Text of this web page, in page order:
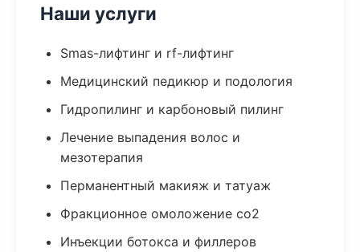
Наши услуги
Smas-лифтинг и rf-лифтинг
Медицинский педикюр и подология
Гидропилинг и карбоновый пилинг
Лечение выпадения волос и
мезотерапия
Перманентный макияж и татуаж
Фракционное омоложение co2
Инъекции ботокса и филлеров